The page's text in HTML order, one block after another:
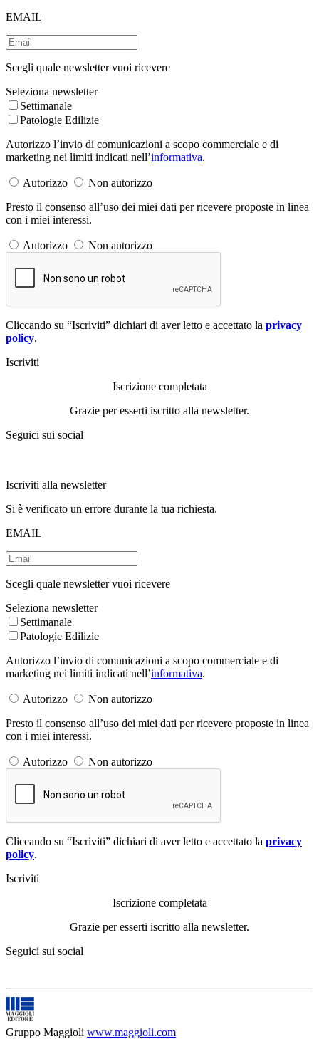
EMAIL
Scegli quale newsletter vuoi ricevere
Seleziona newsletter
Settimanale
Patologie Edilizie
Autorizzo l’invio di comunicazioni a scopo commerciale e di
marketing nei limiti indicati nell’informativa.
Autorizzo
Non autorizzo
Presto il consenso all’uso dei miei dati per ricevere proposte in linea
con i miei interessi.
Autorizzo Non autorizzo
Cliccando su “Iscriviti” dichiari di aver letto e accettato la privacy
policy.
Iscriviti
Iscrizione completata
Grazie per esserti iscritto alla newsletter.
Seguici sui social
Iscriviti alla newsletter
Si è verificato un errore durante la tua richiesta.
EMAIL
Scegli quale newsletter vuoi ricevere
Seleziona newsletter
Settimanale
Patologie Edilizie
Autorizzo l’invio di comunicazioni a scopo commerciale e di
marketing nei limiti indicati nell’informativa.
Autorizzo
Non autorizzo
Presto il consenso all’uso dei miei dati per ricevere proposte in linea
con i miei interessi.
Autorizzo Non autorizzo
Cliccando su “Iscriviti” dichiari di aver letto e accettato la privacy
policy.
Iscriviti
Iscrizione completata
Grazie per esserti iscritto alla newsletter.
Seguici sui social
Gruppo Maggioli www.maggioli.com